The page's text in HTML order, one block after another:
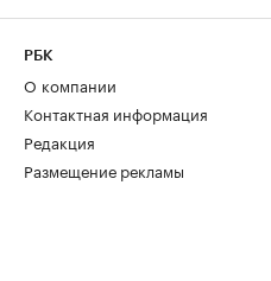
РБК
О компании
Контактная информация
Редакция
Размещение рекламы